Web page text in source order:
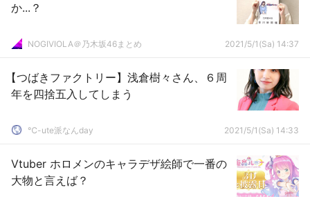
か...？
NOGIVIOLA＠乃木坂46まとめ 2021/5/1(Sa) 14:37
【つばきファクトリー】浅倉樹々さん、６周
年を四捨五入してしまう
℃-ute派なんday 2021/5/1(Sa) 14:33
Vtuber ホロメンのキャラデザ絵師で一番の
大物と言えば？